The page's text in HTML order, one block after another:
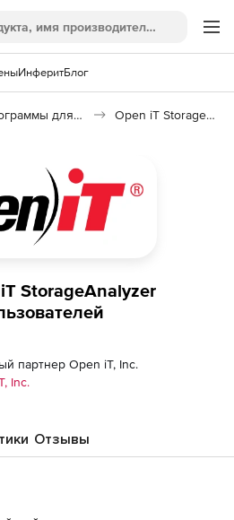
ИнферитБлог
Программы для диагностики системы Open iT StorageAnalyzer
StorageAnalyzer
партнер Open iT, Inc.
Inc.
Отзывы